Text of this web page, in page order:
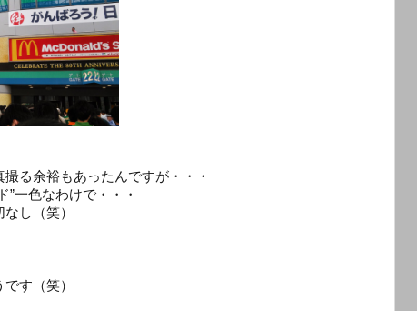
る余裕もあったんですが・・・
”一色なわけで・・・
し（笑）
す（笑）